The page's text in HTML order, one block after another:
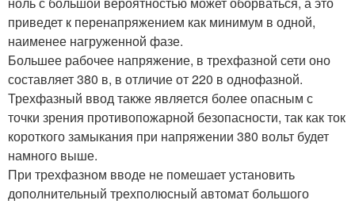
приведет к перенапряжением как минимум в одной,
наименее нагруженной фазе.
Большее рабочее напряжение, в трехфазной сети оно
составляет 380 в, в отличие от 220 в однофазной.
Трехфазный ввод также является более опасным с
точки зрения противопожарной безопасности, так как ток
короткого замыкания при напряжении 380 вольт будет
намного выше.
При трехфазном вводе не помешает установить
дополнительный трехполюсный автомат большого